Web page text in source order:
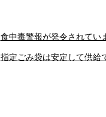
食中毒警報が発令されてい
指定ごみ袋は安定して供給